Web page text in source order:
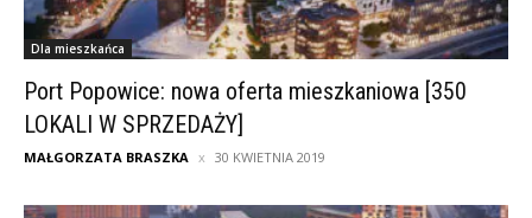
Dla mieszkańca
Port Popowice: nowa oferta mieszkaniowa [350
LOKALI W SPRZEDAŻY]
MAŁGORZATA BRASZKA 30 KWIETNIA 2019